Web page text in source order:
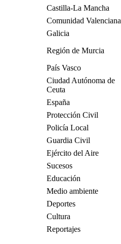
Castilla-La Mancha
Comunidad Valenciana
Galicia
Región de Murcia
País Vasco
Ciudad Autónoma de
Ceuta
España
Protección Civil
Policía Local
Guardia Civil
Ejército del Aire
Sucesos
Educación
Medio ambiente
Deportes
Cultura
Reportajes